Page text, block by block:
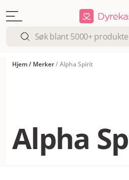
Hjem/ Merker/Alpha Spirit
Alpha